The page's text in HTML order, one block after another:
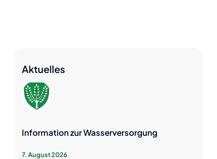
Aktuelles
Information zur Wasserversorgung
7. August 2026